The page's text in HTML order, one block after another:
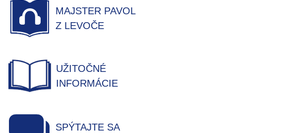
MAJSTER PAVOL
Z LEVOČE
UŽITOČNÉ
INFORMÁCIE
SPÝTAJTE SA